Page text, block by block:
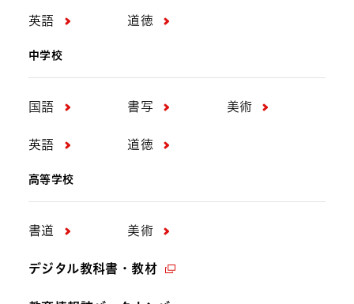
英語 道徳
中学校
国語 書写 美術
英語 道徳
高等学校
書道 美術
デジタル教科書・教材